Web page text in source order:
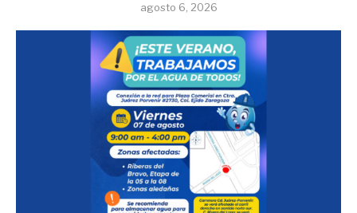
agosto 6, 2026